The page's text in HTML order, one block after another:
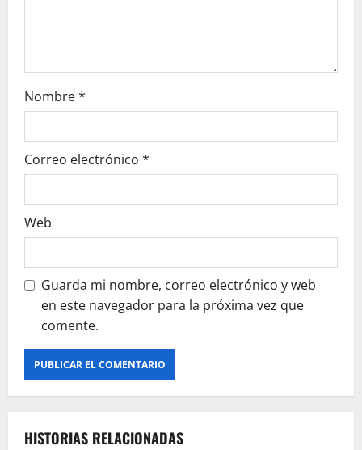
t
a
a
s
Nombre*
Correo electrónico *
Web
Guarda mi nombre, correo electrónico y web
en este navegador para la próxima vez que
comente.
HISTORIAS RELACIONADAS